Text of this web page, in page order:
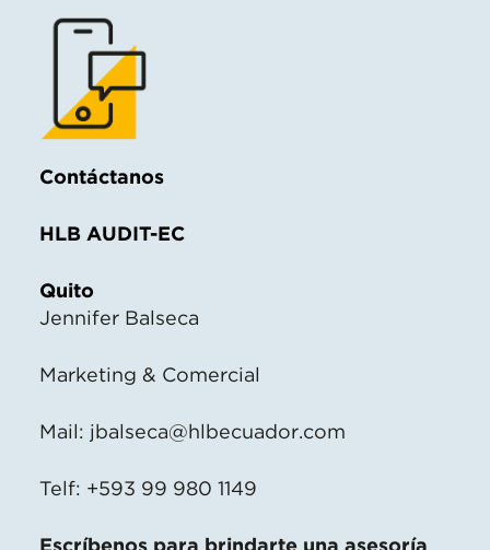
Contáctanos
HLB AUDIT-EC
Quito
Jennifer Balseca
Marketing & Comercial
Mail: jbalseca@hlbecuador.com
Telf: +593 99 980 1149
Escríbenos para brindarte una asesoría